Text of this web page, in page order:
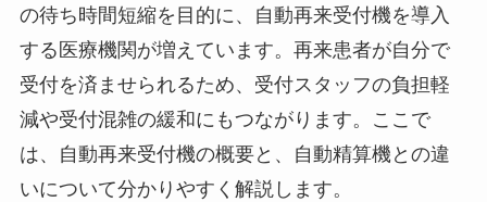
の待ち時間短縮を目的に、自動再来受付機を導入
する医療機関が増えています。再来患者が自分で
受付を済ませられるため、受付スタッフの負担軽
減や受付混雑の緩和にもつながります。ここで
は、自動再来受付機の概要と、自動精算機との違
いについて分かりやすく解説します。